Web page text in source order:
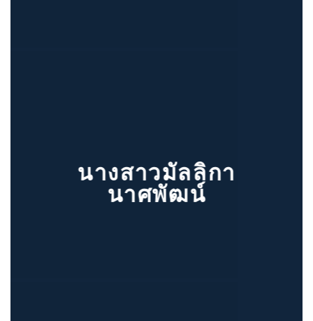
นางสาวมัลลิกา
นาศพัฒน์